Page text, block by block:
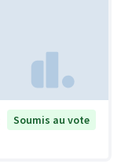
Soumis au vote